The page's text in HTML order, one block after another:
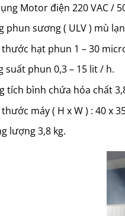
Motor điện 220 VAC /
phun sương ( ULV ) mù
thước hạt phun 1 – 30
suất phun 0,3 – 15 lit / h.
tích bình chứa hóa chất
máy ( H x W ) : 40 x
lượng 3,8 kg.